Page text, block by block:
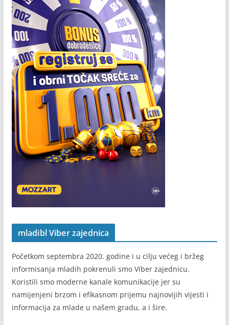
mladibl Viber zajednica
Početkom septembra 2020. godine i u cilju većeg i bržeg
informisanja mladih pokrenuli smo Viber zajednicu.
Koristili smo moderne kanale komunikacije jer su
namijenjeni brzom i efikasnom prijemu najnovijih vijesti i
informacija za mlade u našem gradu, a i šire.